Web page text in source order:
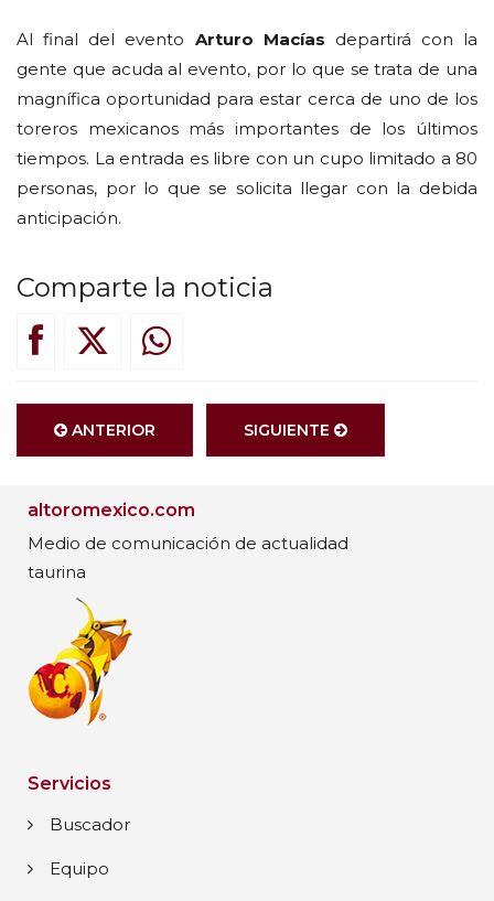
Al final del evento Arturo Macías departirá con la
gente que acuda al evento, por lo que se trata de una
magnífica oportunidad para estar cerca de uno de los
toreros mexicanos más importantes de los últimos
tiempos. La entrada es libre con un cupo limitado a 80
personas, por lo que se solicita llegar con la debida
anticipación.
Comparte la noticia
ANTERIOR SIGUIENTE
altoromexico.com
Medio de comunicación de actualidad
taurina
Servicios
Buscador
Equipo